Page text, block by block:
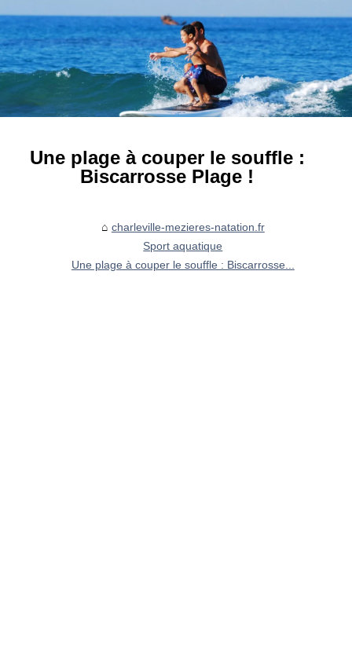
Une plage à couper le souffle :
Biscarrosse Plage !
charleville-mezieres-natation.fr
Sport aquatique
Une plage à couper le souffle : Biscarrosse...